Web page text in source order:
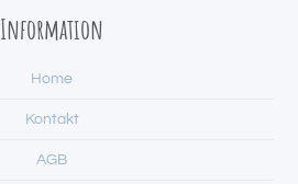
Information
Home
Kontakt
AGB